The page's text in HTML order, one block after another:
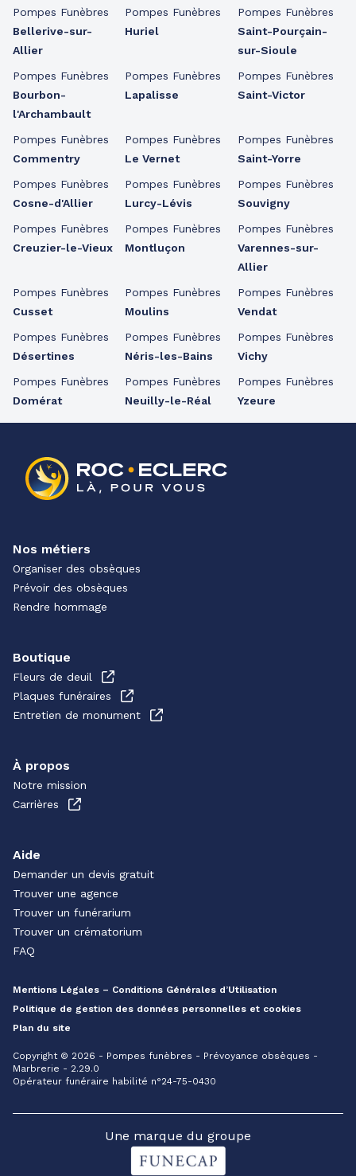
Pompes Funèbres
Bellerive-sur-
Allier
Pompes Funèbres
Bourbon-
l'Archambault
Pompes Funèbres
Commentry
Pompes Funèbres
Cosne-d'Allier
Pompes Funèbres
Creuzier-le-Vieux
Pompes Funèbres
Cusset
Pompes Funèbres
Désertines
Pompes Funèbres
Domérat
Pompes Funèbres
Huriel
Pompes Funèbres
Lapalisse
Pompes Funèbres
Le Vernet
Pompes Funèbres
Lurcy-Lévis
Pompes Funèbres
Montluçon
Pompes Funèbres
Moulins
Pompes Funèbres
Néris-les-Bains
Pompes Funèbres
Neuilly-le-Réal
Pompes Funèbres
Saint-Pourçain-
sur-Sioule
Pompes Funèbres
Saint-Victor
Pompes Funèbres
Saint-Yorre
Pompes Funèbres
Souvigny
Pompes Funèbres
Varennes-sur-
Allier
Pompes Funèbres
Vendat
Pompes Funèbres
Vichy
Pompes Funèbres
Yzeure
Nos métiers
Organiser des obsèques
Prévoir des obsèques
Rendre hommage
Boutique
Fleurs de deuil
Plaques funéraires
Entretien de monument
À propos
Notre mission
Carrières
Aide
Demander un devis gratuit
Trouver une agence
Trouver un funérarium
Trouver un crématorium
FAQ
Mentions Légales – Conditions Générales d’Utilisation
Politique de gestion des données personnelles et cookies
Plan du site
Copyright © 2026 - Pompes funèbres - Prévoyance obsèques -
Marbrerie - 2.29.0
Opérateur funéraire habilité n°24-75-0430
Une marque du groupe